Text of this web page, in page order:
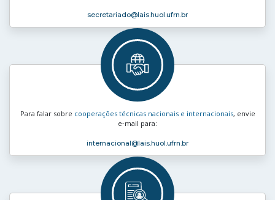
secretariado@lais.huol.ufrn.br
Para falar sobre cooperações técnicas nacionais e internacionais, envie
e‑mail para:
internacional@lais.huol.ufrn.br